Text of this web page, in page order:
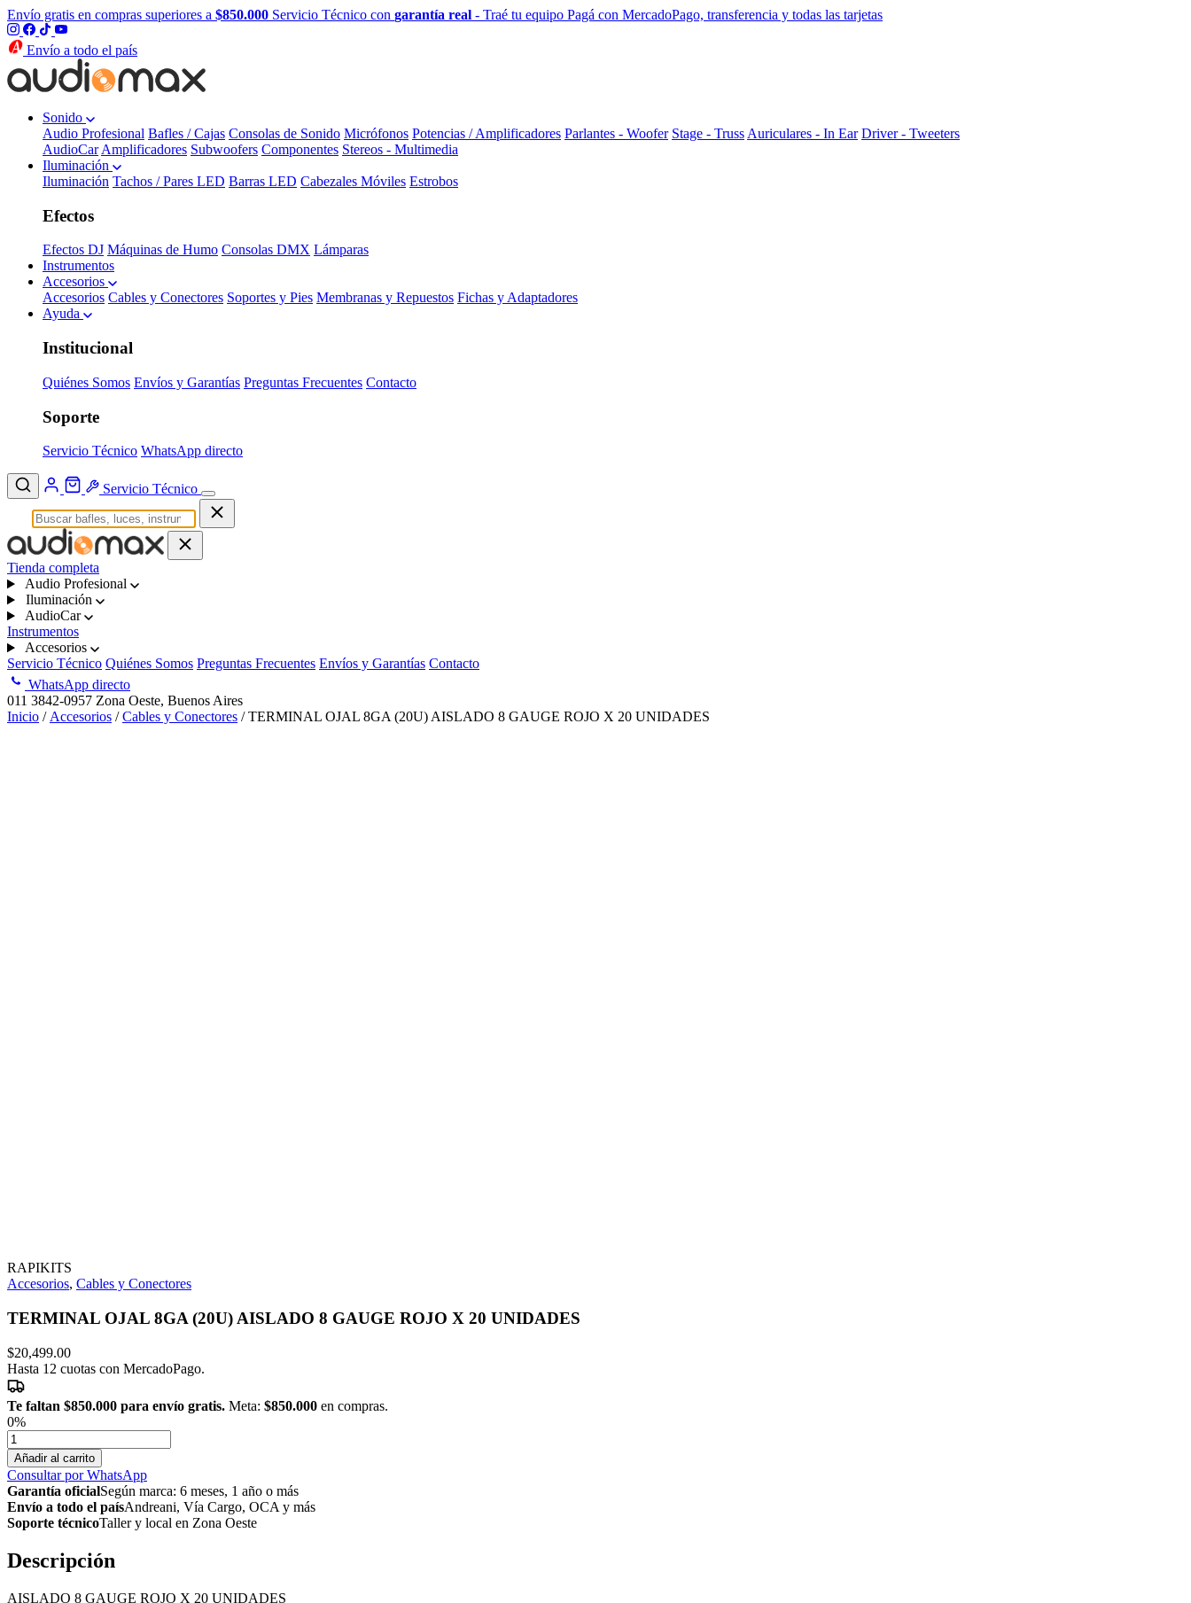
Envío gratis en compras superiores a $850.000 Servicio Técnico con garantía real - Traé tu equipo Pagá con MercadoPago, transferencia y todas las tarjetas
Envío a todo el país
Sonido
Audio Profesional Bafles / Cajas Consolas de Sonido Micrófonos Potencias / Amplificadores Parlantes - Woofer Stage - Truss Auriculares - In Ear Driver - Tweeters
AudioCar Amplificadores Subwoofers Componentes Stereos - Multimedia
Iluminación
Iluminación Tachos / Pares LED Barras LED Cabezales Móviles Estrobos
Efectos
Efectos DJ Máquinas de Humo Consolas DMX Lámparas
Instrumentos
Accesorios
Accesorios Cables y Conectores Soportes y Pies Membranas y Repuestos Fichas y Adaptadores
Ayuda
Institucional
Quiénes Somos Envíos y Garantías Preguntas Frecuentes Contacto
Soporte
Servicio Técnico WhatsApp directo
Servicio Técnico
Tienda completa
Audio Profesional
Iluminación
AudioCar
Instrumentos
Accesorios
Servicio Técnico Quiénes Somos Preguntas Frecuentes Envíos y Garantías Contacto
WhatsApp directo
011 3842-0957 Zona Oeste, Buenos Aires
Inicio / Accesorios /Cables y Conectores / TERMINAL OJAL 8GA (20U) AISLADO 8 GAUGE ROJO X 20 UNIDADES
RAPIKITS
Accesorios, Cables y Conectores
TERMINAL OJAL 8GA (20U) AISLADO 8 GAUGE ROJO X 20 UNIDADES
$20,499.00
Hasta 12 cuotas con MercadoPago.
Te faltan $850.000 para envío gratis. Meta: $850.000 en compras.
0%
TERMINAL
OJAL
8GA
(20U)
AISLADO
8
GAUGE
X
UNIDADES
Añadir al carrito
Consultar por WhatsApp
Garantía oficialSegún marca: 6 meses, 1 año o más
Envío a todo el paísAndreani, Vía Cargo, OCA y más
Soporte técnicoTaller y local en Zona Oeste
Descripción
AISLADO 8 GAUGE ROJO X 20 UNIDADES